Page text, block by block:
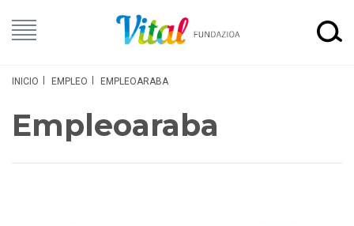
INICIO EMPLEO EMPLEOARABA
Empleoaraba